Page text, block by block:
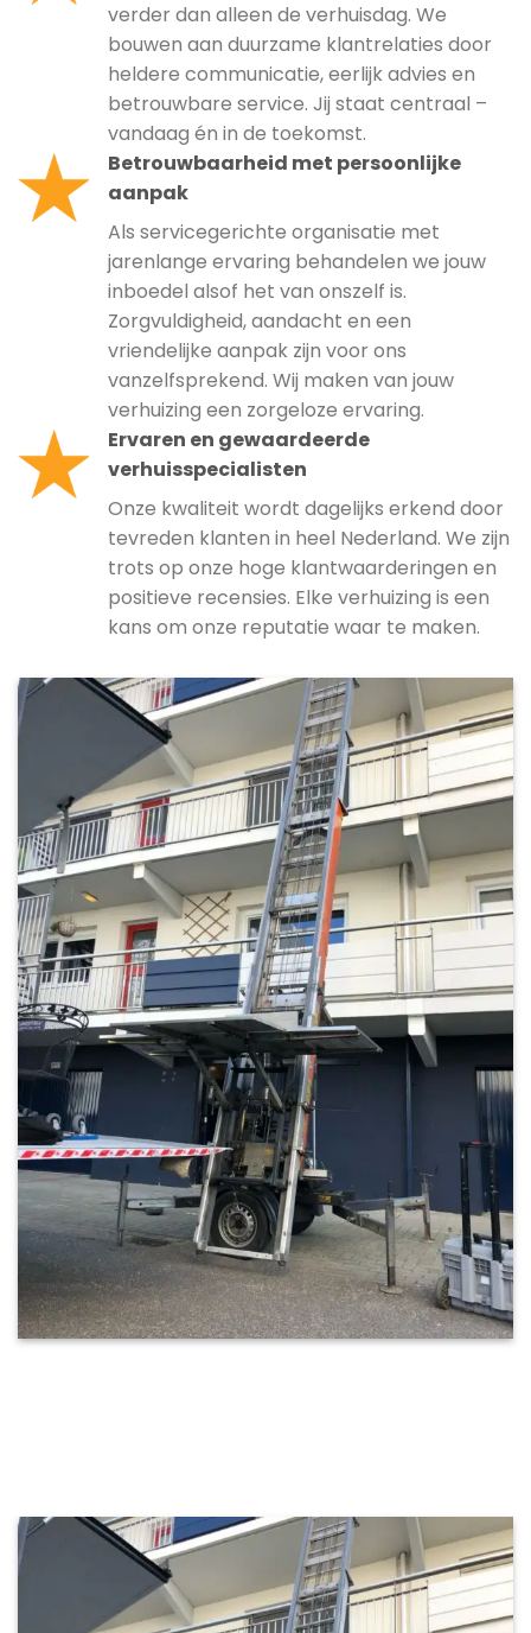
verder dan alleen de verhuisdag. We
bouwen aan duurzame klantrelaties door
heldere communicatie, eerlijk advies en
betrouwbare service. Jij staat centraal –
vandaag én in de toekomst.
Betrouwbaarheid met persoonlijke
aanpak
Als servicegerichte organisatie met
jarenlange ervaring behandelen we jouw
inboedel alsof het van onszelf is.
Zorgvuldigheid, aandacht en een
vriendelijke aanpak zijn voor ons
vanzelfsprekend. Wij maken van jouw
verhuizing een zorgeloze ervaring.
Ervaren en gewaardeerde
verhuisspecialisten
Onze kwaliteit wordt dagelijks erkend door
tevreden klanten in heel Nederland. We zijn
trots op onze hoge klantwaarderingen en
positieve recensies. Elke verhuizing is een
kans om onze reputatie waar te maken.